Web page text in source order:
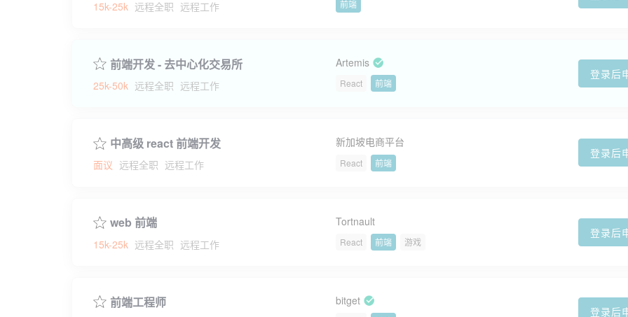
15k-25k 远程全职 远程工作 前端
前端开发 - 去中心化交易所
25k-50k 远程全职 远程工作
Artemis
React 前端
登录后
中高级 react 前端开发
面议 远程全职 远程工作
新加坡电商平台
React 前端
登录后
web 前端
15k-25k 远程全职 远程工作
Tortnault
React 前端 游戏
登录后
前端工程师 bitget
登录后